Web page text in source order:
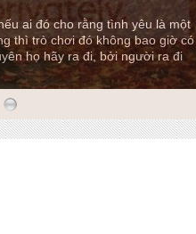
ai đó cho rằng tình yêu là một
thì trò chơi đó không bao giờ có
họ hãy ra đi, bởi người ra đi